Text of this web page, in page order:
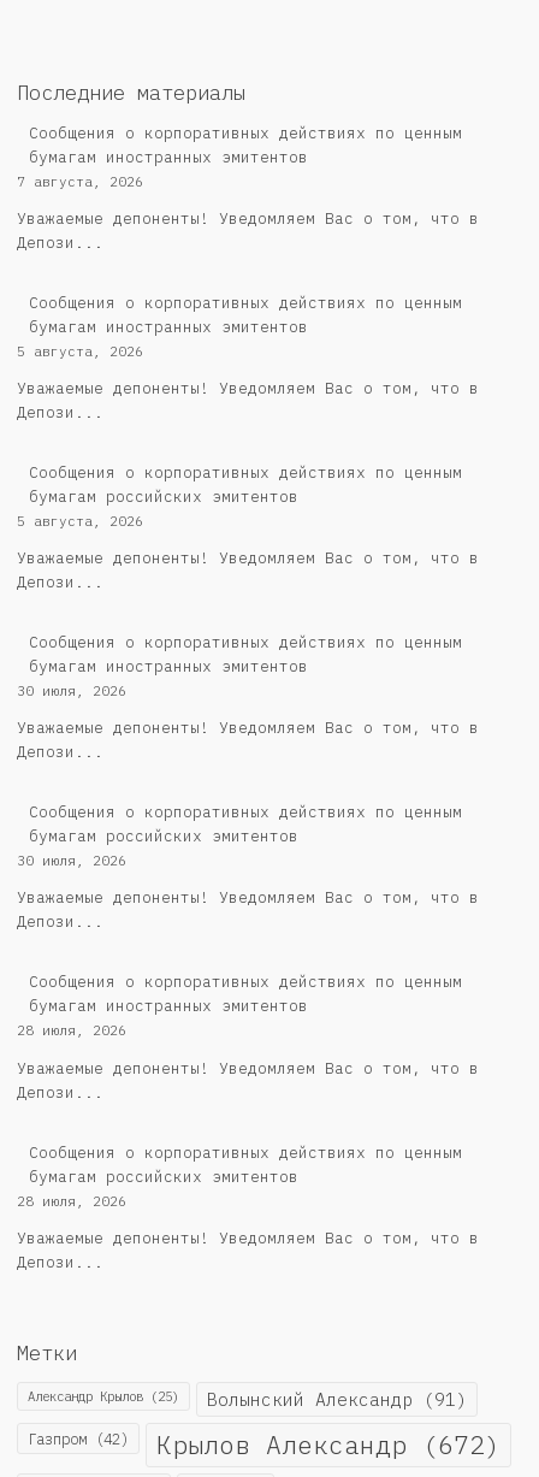
Последние материалы
Сообщения о корпоративных действиях по ценным
бумагам иностранных эмитентов
7 августа, 2026
Уважаемые депоненты! Уведомляем Вас о том, что в
Депози...
Сообщения о корпоративных действиях по ценным
бумагам иностранных эмитентов
5 августа, 2026
Уважаемые депоненты! Уведомляем Вас о том, что в
Депози...
Cообщения о корпоративных действиях по ценным
бумагам российских эмитентов
5 августа, 2026
Уважаемые депоненты! Уведомляем Вас о том, что в
Депози...
Сообщения о корпоративных действиях по ценным
бумагам иностранных эмитентов
30 июля, 2026
Уважаемые депоненты! Уведомляем Вас о том, что в
Депози...
Cообщения о корпоративных действиях по ценным
бумагам российских эмитентов
30 июля, 2026
Уважаемые депоненты! Уведомляем Вас о том, что в
Депози...
Сообщения о корпоративных действиях по ценным
бумагам иностранных эмитентов
28 июля, 2026
Уважаемые депоненты! Уведомляем Вас о том, что в
Депози...
Cообщения о корпоративных действиях по ценным
бумагам российских эмитентов
28 июля, 2026
Уважаемые депоненты! Уведомляем Вас о том, что в
Депози...
Метки
Александр Крылов (25) Волынский Александр (91)
Газпром (42) Крылов Александр (672)